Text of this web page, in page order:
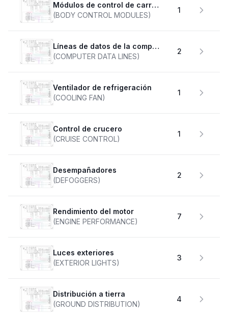
Módulos de control de carrocería
(BODY CONTROL MODULES)
1
Líneas de datos de la computadora
(COMPUTER DATA LINES)
2
Ventilador de refrigeración
(COOLING FAN)
1
Control de crucero
(CRUISE CONTROL)
1
desempañadores
(DEFOGGERS)
2
Rendimiento del motor
(ENGINE PERFORMANCE)
7
Luces exteriores
(EXTERIOR LIGHTS)
3
Distribución a tierra
(GROUND DISTRIBUTION)
4